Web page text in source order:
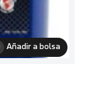
Añadir a bolsa